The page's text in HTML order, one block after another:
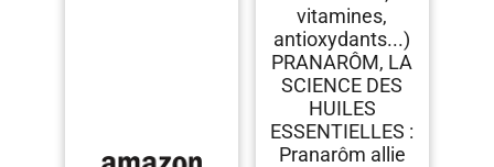
vitamines,
antioxydants...)
PRANARÔM, LA
SCIENCE DES
HUILES
ESSENTIELLES :
Pranarôm allie